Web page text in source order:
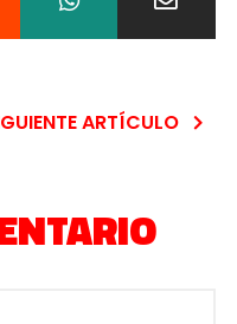
ARTÍCULO